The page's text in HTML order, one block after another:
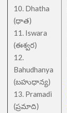
10. Dhatha
(ధాత)
11. Iswara
(ఈశ్వర)
12.
Bahudhanya
(బహుధాన్య)
13. Pramadi
(ప్రమాది)